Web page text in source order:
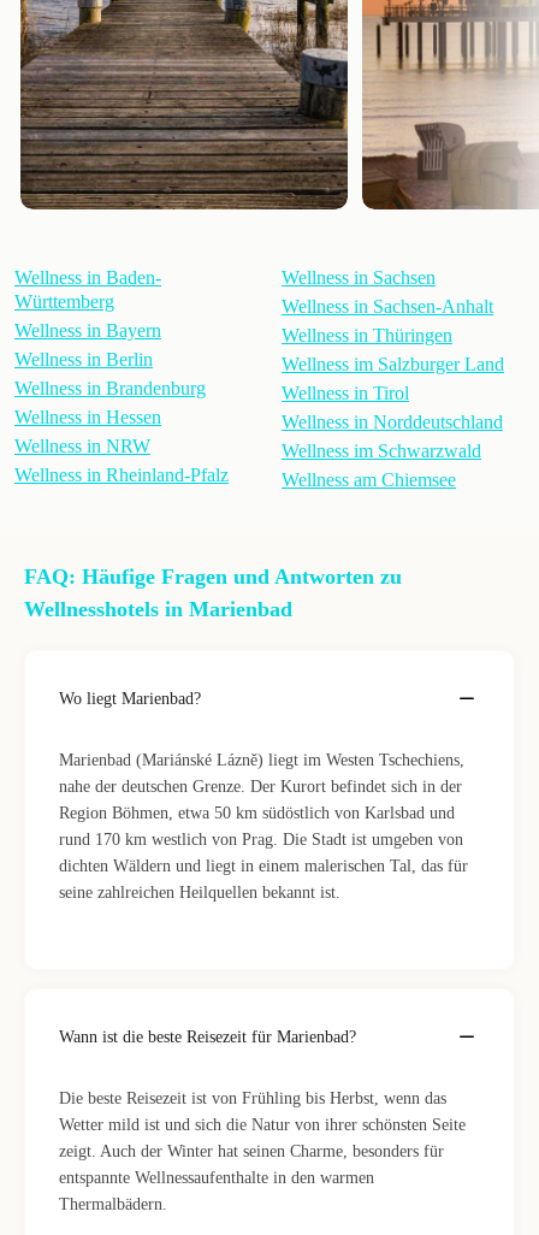
Wellness in Baden-
Württemberg
Wellness in Bayern
Wellness in Berlin
Wellness in Brandenburg
Wellness in Hessen
Wellness in NRW
Wellness in Rheinland-Pfalz
Wellness in Sachsen
Wellness in Sachsen-Anhalt
Wellness in Thüringen
Wellness im Salzburger Land
Wellness in Tirol
Wellness in Norddeutschland
Wellness im Schwarzwald
Wellness am Chiemsee
FAQ: Häufige Fragen und Antworten zu
Wellnesshotels in Marienbad
Wo liegt Marienbad?
Marienbad (Mariánské Lázně) liegt im Westen Tschechiens,
nahe der deutschen Grenze. Der Kurort befindet sich in der
Region Böhmen, etwa 50 km südöstlich von Karlsbad und
rund 170 km westlich von Prag. Die Stadt ist umgeben von
dichten Wäldern und liegt in einem malerischen Tal, das für
seine zahlreichen Heilquellen bekannt ist.
Wann ist die beste Reisezeit für Marienbad?
Die beste Reisezeit ist von Frühling bis Herbst, wenn das
Wetter mild ist und sich die Natur von ihrer schönsten Seite
zeigt. Auch der Winter hat seinen Charme, besonders für
entspannte Wellnessaufenthalte in den warmen
Thermalbädern.